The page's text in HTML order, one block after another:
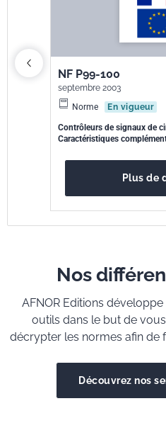
NF P99-100
septembre 2003
Norme
En vigueur
Contrôleurs de signaux de
Caractéristiques
Plus de
Nos
AFNOR Editions
outils dans le but de
décrypter les normes afin
Découvrez nos